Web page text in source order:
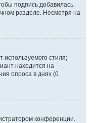
подпись добавилась.
разделе. Несмотря на
стиля;
находится на
опроса в днях (0
конференции.